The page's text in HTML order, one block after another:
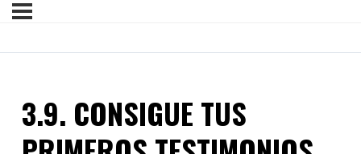
3.9. CONSIGUE TUS